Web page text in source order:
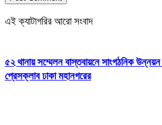
এই ক্যাটাগরির আরো সংবাদ
৫২ থানায় সম্মেলন বাস্তবায়নে সাংগঠনিক
প্রেসক্লাব ঢাকা মহানগরের